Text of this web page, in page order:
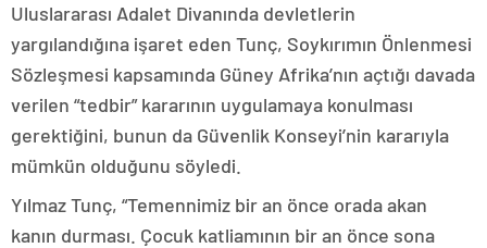
Uluslararası Adalet Divanında devletlerin
yargılandığına işaret eden Tunç, Soykırımın Önlenmesi
Sözleşmesi kapsamında Güney Afrika’nın açtığı davada
verilen “tedbir” kararının uygulamaya konulması
gerektiğini, bunun da Güvenlik Konseyi’nin kararıyla
mümkün olduğunu söyledi.
Yılmaz Tunç, “Temennimiz bir an önce orada akan
kanın durması. Çocuk katliamının bir an önce sona